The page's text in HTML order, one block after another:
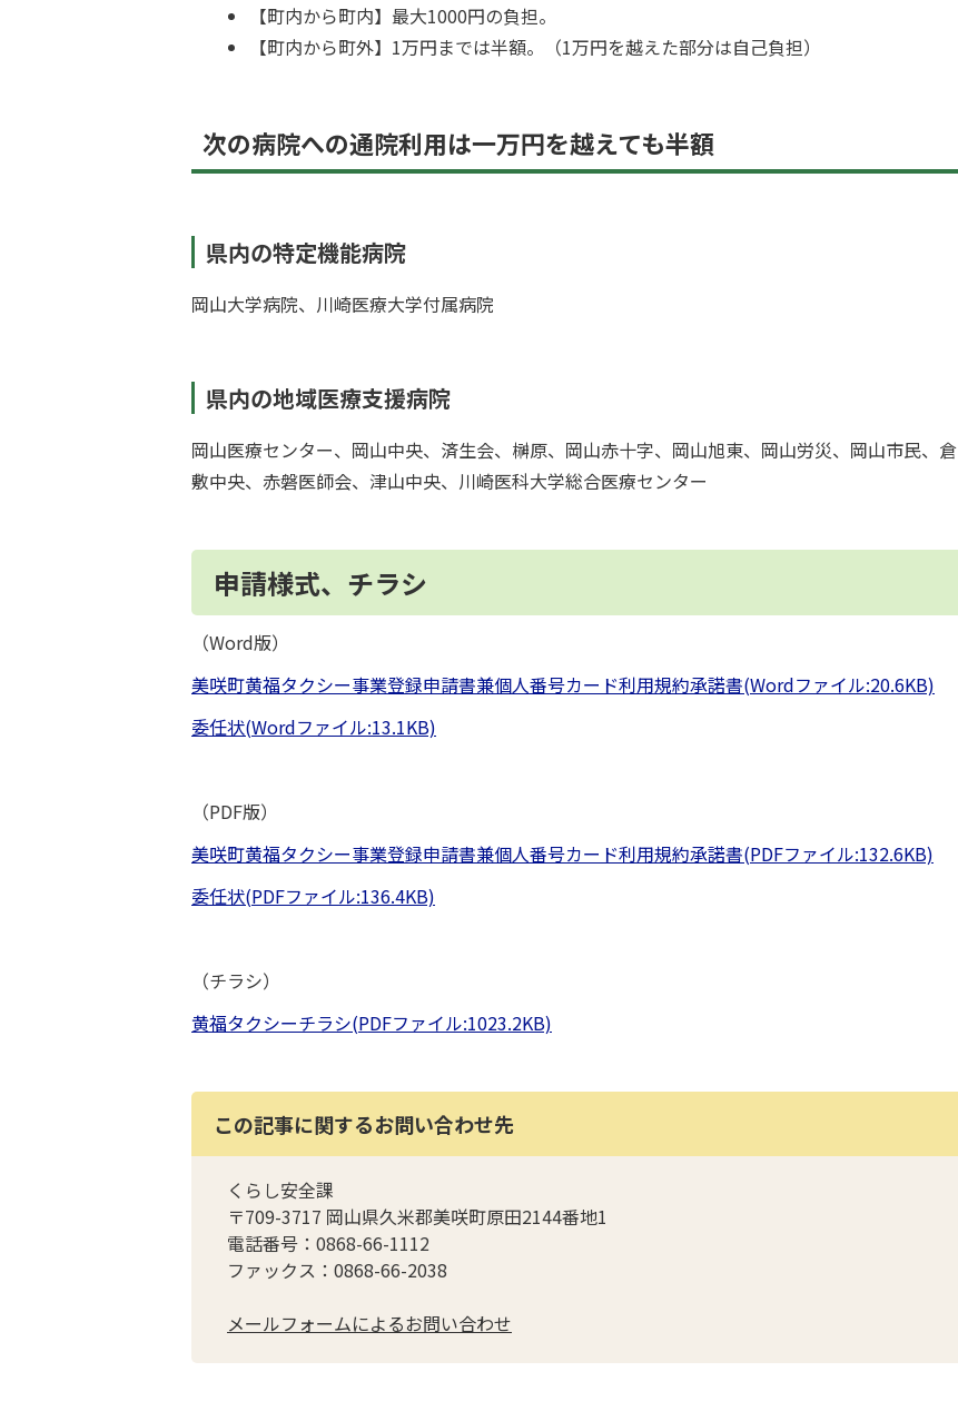
【町内から町内】最大1000円の負担。
【町内から町外】1万円までは半額。（1万円を越えた部分は自己負担）
次の病院への通院利用は一万円を越えても半額
県内の特定機能病院
岡山大学病院、川崎医療大学付属病院
県内の地域医療支援病院
岡山医療センター、岡山中央、済生会、榊原、岡山赤十字、岡山旭東、岡山労災、岡山市民、倉
敷中央、赤磐医師会、津山中央、川崎医科大学総合医療センター
申請様式、チラシ
（Word版）
美咲町黄福タクシー事業登録申請書兼個人番号カード利用規約承諾書(Wordファイル:20.6KB)
委任状(Wordファイル:13.1KB)
（PDF版）
美咲町黄福タクシー事業登録申請書兼個人番号カード利用規約承諾書(PDFファイル:132.6KB)
委任状(PDFファイル:136.4KB)
（チラシ）
黄福タクシーチラシ(PDFファイル:1023.2KB)
この記事に関するお問い合わせ先
くらし安全課
〒709-3717 岡山県久米郡美咲町原田2144番地1
電話番号：0868-66-1112
ファックス：0868-66-2038
メールフォームによるお問い合わせ